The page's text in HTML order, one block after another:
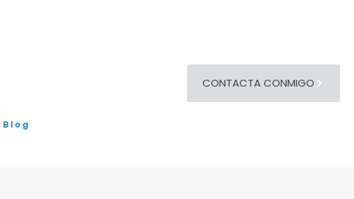
Blog
CONTACTA CONMIGO